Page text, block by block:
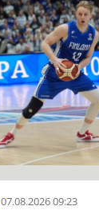
07.08.2026 09:23